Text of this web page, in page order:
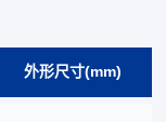
外形尺寸(mm)